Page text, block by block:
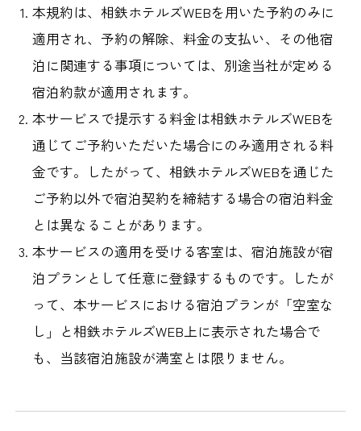
本規約は、相鉄ホテルズWEBを用いた予約のみに
適用され、予約の解除、料金の支払い、その他宿
泊に関連する事項については、別途当社が定める
宿泊約款が適用されます。
本サービスで提示する料金は相鉄ホテルズWEBを
通じてご予約いただいた場合にのみ適用される料
金です。したがって、相鉄ホテルズWEBを通じた
ご予約以外で宿泊契約を締結する場合の宿泊料金
とは異なることがあります。
本サービスの適用を受ける客室は、宿泊施設が宿
泊プランとして任意に登録するものです。したが
って、本サービスにおける宿泊プランが「空室な
し」と相鉄ホテルズWEB上に表示された場合で
も、当該宿泊施設が満室とは限りません。